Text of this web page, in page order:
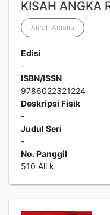
KISAH ANGKA
Alifah Amalia
Edisi
-
ISBN/ISSN
9786022321224
Deskripsi Fisik
-
Judul Seri
-
No. Panggil
510 Ali k